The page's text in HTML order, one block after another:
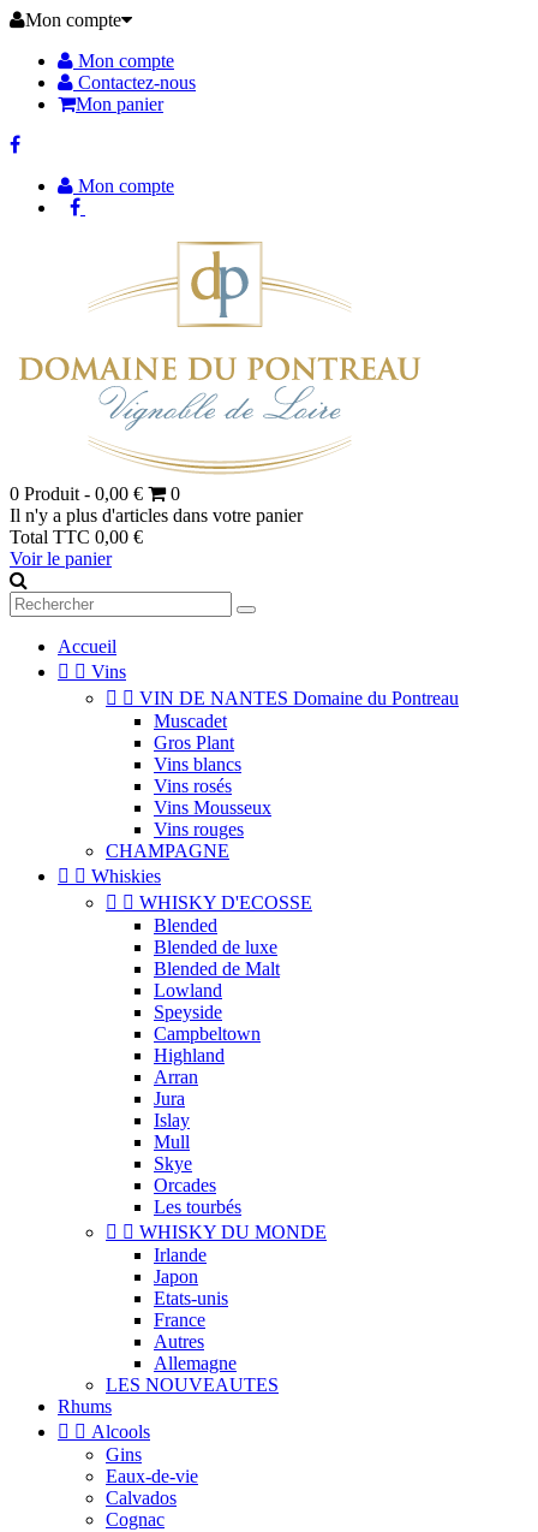
Mon compte
Mon compte
Contactez-nous
Mon panier
Mon compte
0 Produit - 0,00 €
0
Il n'y a plus d'articles dans votre panier
Total TTC 0,00 €
Voir le panier
Accueil
  Vins
  VIN DE NANTES Domaine du Pontreau
Muscadet
Gros Plant
Vins blancs
Vins rosés
Vins Mousseux
Vins rouges
CHAMPAGNE
  Whiskies
  WHISKY D'ECOSSE
Blended
Blended de luxe
Blended de Malt
Lowland
Speyside
Campbeltown
Highland
Arran
Jura
Islay
Mull
Skye
Orcades
Les tourbés
  WHISKY DU MONDE
Irlande
Japon
Etats-unis
France
Autres
Allemagne
LES NOUVEAUTES
Rhums
  Alcools
Gins
Eaux-de-vie
Calvados
Cognac